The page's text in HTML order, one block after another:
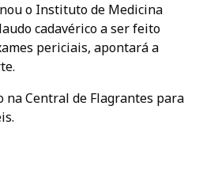
o Instituto de Medicina
cadavérico a ser feito
periciais, apontará a
na Central de Flagrantes para